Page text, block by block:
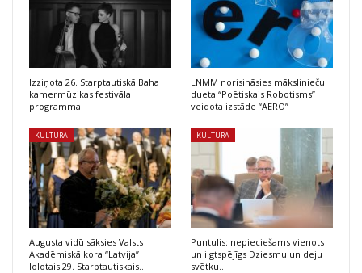
Izziņota 26. Starptautiskā Baha
kamermūzikas festivāla
programma
LNMM norisināsies mākslinieču
dueta “Poētiskais Robotisms”
veidota izstāde “AERO”
KULTŪRA
Augusta vidū sāksies Valsts
Akadēmiskā kora “Latvija”
lolotais 29. Starptautiskais…
KULTŪRA
Puntulis: nepieciešams vienots
un ilgtspējīgs Dziesmu un deju
svētku…